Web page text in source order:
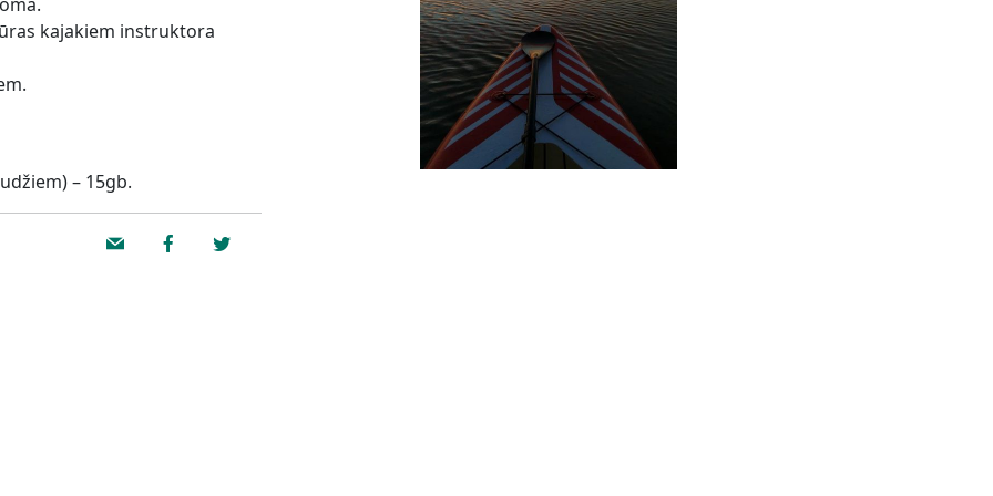
kajakiem instruktora
– 15gb.